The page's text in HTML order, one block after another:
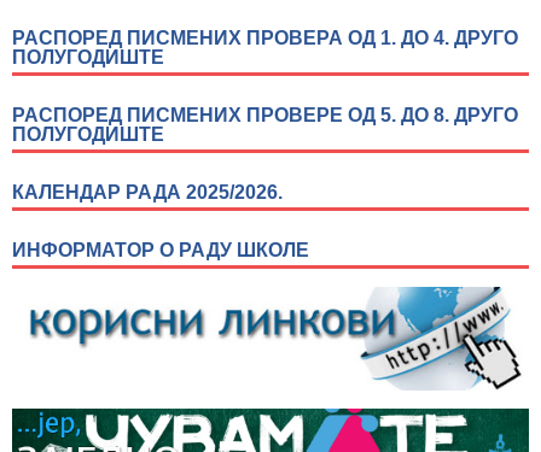
РАСПОРЕД ПИСМЕНИХ ПРОВЕРА ОД 1. ДО 4. ДРУГО
ПОЛУГОДИШТЕ
РАСПОРЕД ПИСМЕНИХ ПРОВЕРЕ ОД 5. ДО 8. ДРУГО
ПОЛУГОДИШТЕ
КАЛЕНДАР РАДА 2025/2026.
ИНФОРМАТОР О РАДУ ШКОЛЕ